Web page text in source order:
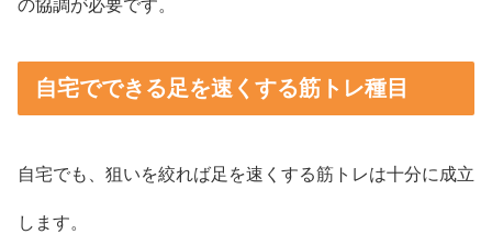
の協調が必要です。
自宅でできる足を速くする筋トレ種目
自宅でも、狙いを絞れば足を速くする筋トレは十分に成立
します。